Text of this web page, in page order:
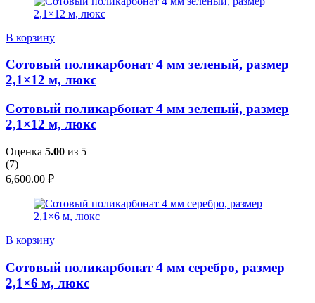
В корзину
Сотовый поликарбонат 4 мм зеленый, размер
2,1×12 м, люкс
Сотовый поликарбонат 4 мм зеленый, размер
2,1×12 м, люкс
Оценка 5.00 из 5
(7)
6,600.00 ₽
В корзину
Сотовый поликарбонат 4 мм серебро, размер
2,1×6 м, люкс